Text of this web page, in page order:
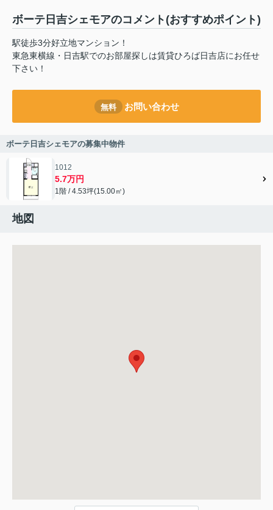
ボーテ日吉シェモアのコメント(おすすめポイント)
駅徒歩3分好立地マンション！
東急東横線・日吉駅でのお部屋探しは賃貸ひろば日吉店にお任せ
下さい！
無料 お問い合わせ
ボーテ日吉シェモアの募集中物件
1012
5.7万円
1階 / 4.53坪(15.00㎡)
地図